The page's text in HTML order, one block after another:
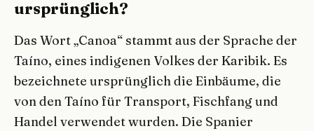
ursprünglich?
Das Wort „Canoa“ stammt aus der Sprache der
Taíno, eines indigenen Volkes der Karibik. Es
bezeichnete ursprünglich die Einbäume, die
von den Taíno für Transport, Fischfang und
Handel verwendet wurden. Die Spanier